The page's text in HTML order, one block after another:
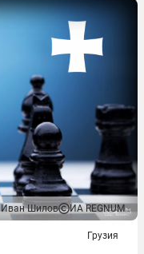
Иван Шилов ИА REGNUM
Грузия